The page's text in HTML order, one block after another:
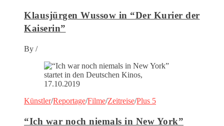
Klausjürgen Wussow in “Der Kurier der
Kaiserin”
By /
Künstler/Reportage/Filme/Zeitreise/Plus 5
“Ich war noch niemals in New York”